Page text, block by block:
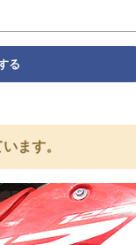
る
ます。